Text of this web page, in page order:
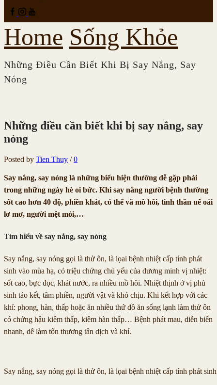
Home Sống Khỏe
Những Điều Cần Biết Khi Bị Say Nắng, Say
Nóng
Những điều cần biết khi bị say nắng, say
nóng
Posted by Tien Thuy / 0
Say nắng, say nóng là những biểu hiện thường dễ gặp phải
trong những ngày hè oi bức. Khi say nắng người bệnh thường
sốt cao hơn 40 độ, phiền khát, có thể vã mồ hôi, tinh thần uể oải
lơ mơ, người mệt mỏi,…
Tìm hiểu về say nắng, say nóng
Say nắng, say nóng gọi là thử ôn, là lọai bệnh nhiệt cấp tính phát
sinh vào mùa hạ, có triệu chứng chủ yếu của dương minh vị nhiệt:
sốt cao, bực dọc, khát nước, ra nhiều mồ hôi. Nhiệt thịnh ở vị phủ
sinh táo kết, tâm phiền, người vật vã khó chịu. Khi kết hợp với các
khí: phong, hàn, thấp hoặc ăn nhiều thứ đồ ăn sống lạnh làm thử ôn
có chứng hậu kiêm thấp, kiêm hàn thấp… Bệnh phát mau, diễn biến
nhanh, dễ làm tổn thương tân dịch và khí.
Say nắng, say nóng gọi là thử ôn, là lọai bệnh nhiệt cấp tính phát